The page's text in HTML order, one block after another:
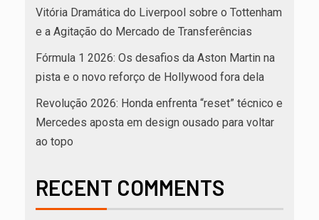
Vitória Dramática do Liverpool sobre o Tottenham
e a Agitação do Mercado de Transferências
Fórmula 1 2026: Os desafios da Aston Martin na
pista e o novo reforço de Hollywood fora dela
Revolução 2026: Honda enfrenta “reset” técnico e
Mercedes aposta em design ousado para voltar
ao topo
RECENT COMMENTS